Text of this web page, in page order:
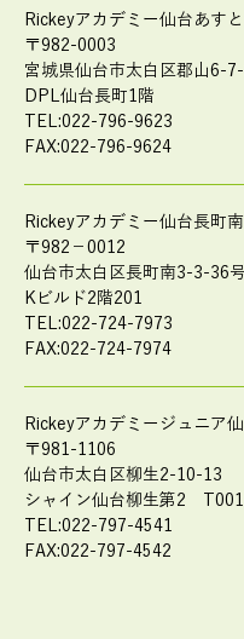
Rickeyアカデミー仙台あす
〒982-0003
宮城県仙台市太白区郡山6-
DPL仙台長町1階
TEL:022-796-9623
FAX:022-796-9624
Rickeyアカデミー仙台長町南
〒982－0012
仙台市太白区長町南3-3-36号
Kビルド2階201
TEL:022-724-7973
FAX:022-724-7974
Rickeyアカデミージュニア
〒981-1106
仙台市太白区柳生2-10-13
シャイン仙台柳生第2
TEL:022-797-4541
FAX:022-797-4542